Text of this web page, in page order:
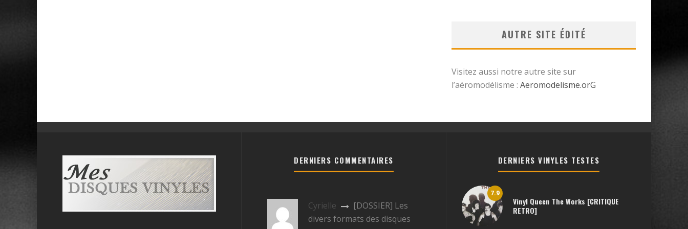
AUTRE SITE ÉDITÉ
Visitez aussi notre autre site sur
l’aéromodélisme : Aeromodelisme.orG
DERNIERS COMMENTAIRES
Cyrielle
[DOSSIER] Les
divers formats des disques
DERNIERS VINYLES TESTES
7.9
Vinyl Queen The Works [CRITIQUE
RETRO]